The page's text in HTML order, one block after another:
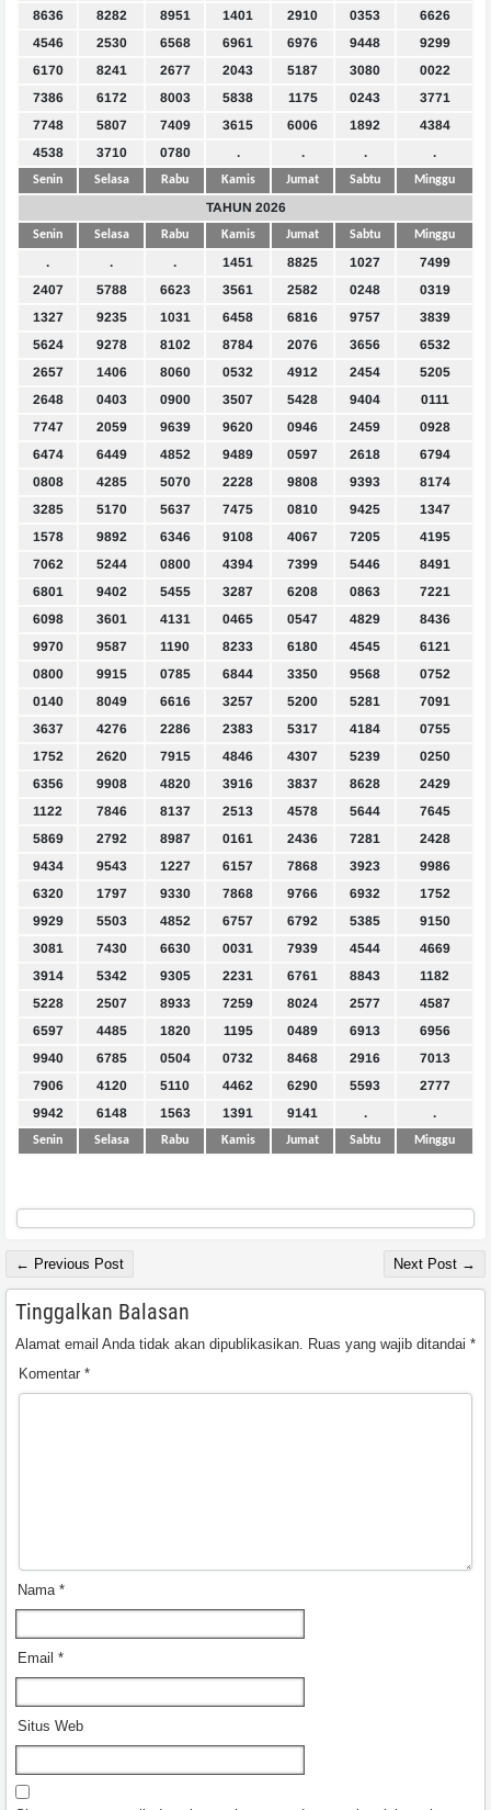
8636
8282 8951 1401 2910 0353
6626
4546
2530 6568 6961 6976 9448
9299
6170
8241 2677 2043 5187 3080
0022
7386
6172 8003 5838 1175 0243
3771
7748
5807 7409 3615 6006 1892
4384
4538
3710 0780 . . . .
Senin Selasa Rabu Kamis Jumat Sabtu Minggu
TAHUN 2026
Senin Selasa Rabu Kamis Jumat Sabtu Minggu
. . . 1451 8825 1027
7499
2407
5788 6623 3561 2582 0248
0319
1327
9235 1031 6458 6816 9757
3839
5624
9278 8102 8784 2076 3656
6532
2657
1406 8060 0532 4912 2454
5205
2648
0403 0900 3507 5428 9404
0111
7747
2059 9639 9620 0946 2459
0928
6474
6449 4852 9489 0597 2618
6794
0808
4285 5070 2228 9808 9393
8174
3285
5170 5637 7475 0810 9425
1347
1578
9892 6346 9108 4067 7205
4195
7062
5244 0800 4394 7399 5446
8491
6801
9402 5455 3287 6208 0863
7221
6098
3601 4131 0465 0547 4829
8436
9970
9587 1190 8233 6180 4545
6121
0800
9915 0785 6844 3350 9568
0752
0140
8049 6616 3257 5200 5281
7091
3637
4276 2286 2383 5317 4184
0755
1752
2620 7915 4846 4307 5239
0250
6356
9908 4820 3916 3837 8628
2429
1122
7846 8137 2513 4578 5644
7645
5869
2792 8987 0161 2436 7281
2428
9434
9543 1227 6157 7868 3923
9986
6320
1797 9330 7868 9766 6932
1752
9929
5503 4852 6757 6792 5385
9150
3081
7430 6630 0031 7939 4544
4669
3914
5342 9305 2231 6761 8843
1182
5228
2507 8933 7259 8024 2577
4587
6597
4485 1820 1195 0489 6913
6956
9940
6785 0504 0732 8468 2916
7013
7906
4120 5110 4462 6290 5593
2777
9942
6148 1563 1391 9141 . .
Senin Selasa Rabu Kamis Jumat Sabtu Minggu
← Previous Post Next Post →
Tinggalkan Balasan
Alamat email Anda tidak akan dipublikasikan. Ruas yang wajib ditandai *
Komentar *
Nama *
Email *
Situs Web